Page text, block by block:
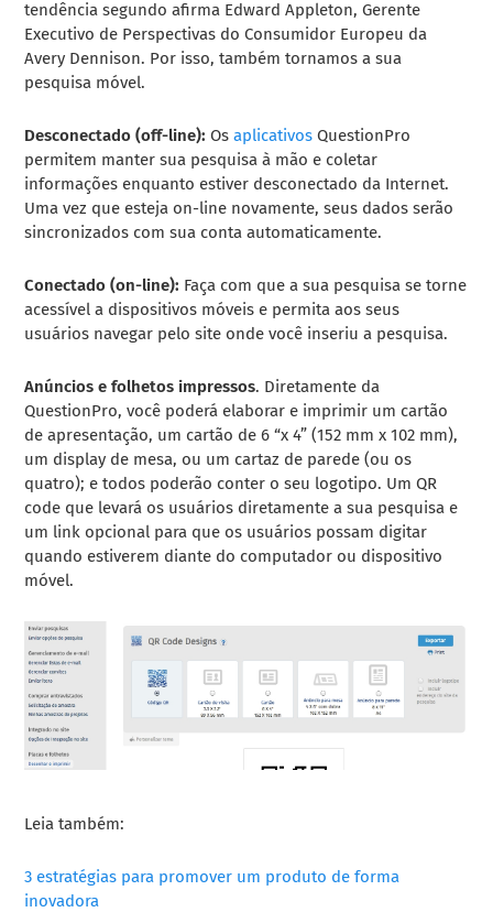
tendência segundo afirma Edward Appleton, Gerente
Executivo de Perspectivas do Consumidor Europeu da
Avery Dennison. Por isso, também tornamos a sua
pesquisa móvel.
Desconectado (off-line): Osaplicativos QuestionPro
permitem manter sua pesquisa à mão e coletar
informações enquanto estiver desconectado da Internet.
Uma vez que esteja on-line novamente, seus dados serão
sincronizados com sua conta automaticamente.
Conectado (on-line): Faça com que a sua pesquisa se torne
acessível a dispositivos móveis e permita aos seus
usuários navegar pelo site onde você inseriu a pesquisa.
Anúncios e folhetos impressos. Diretamente da
QuestionPro, você poderá elaborar e imprimir um cartão
de apresentação, um cartão de 6 “x 4” (152 mm x 102 mm),
um display de mesa, ou um cartaz de parede (ou os
quatro); e todos poderão conter o seu logotipo. Um QR
code que levará os usuários diretamente a sua pesquisa e
um link opcional para que os usuários possam digitar
quando estiverem diante do computador ou dispositivo
móvel.
Leia também:
3 estratégias para promover um produto de forma
inovadora